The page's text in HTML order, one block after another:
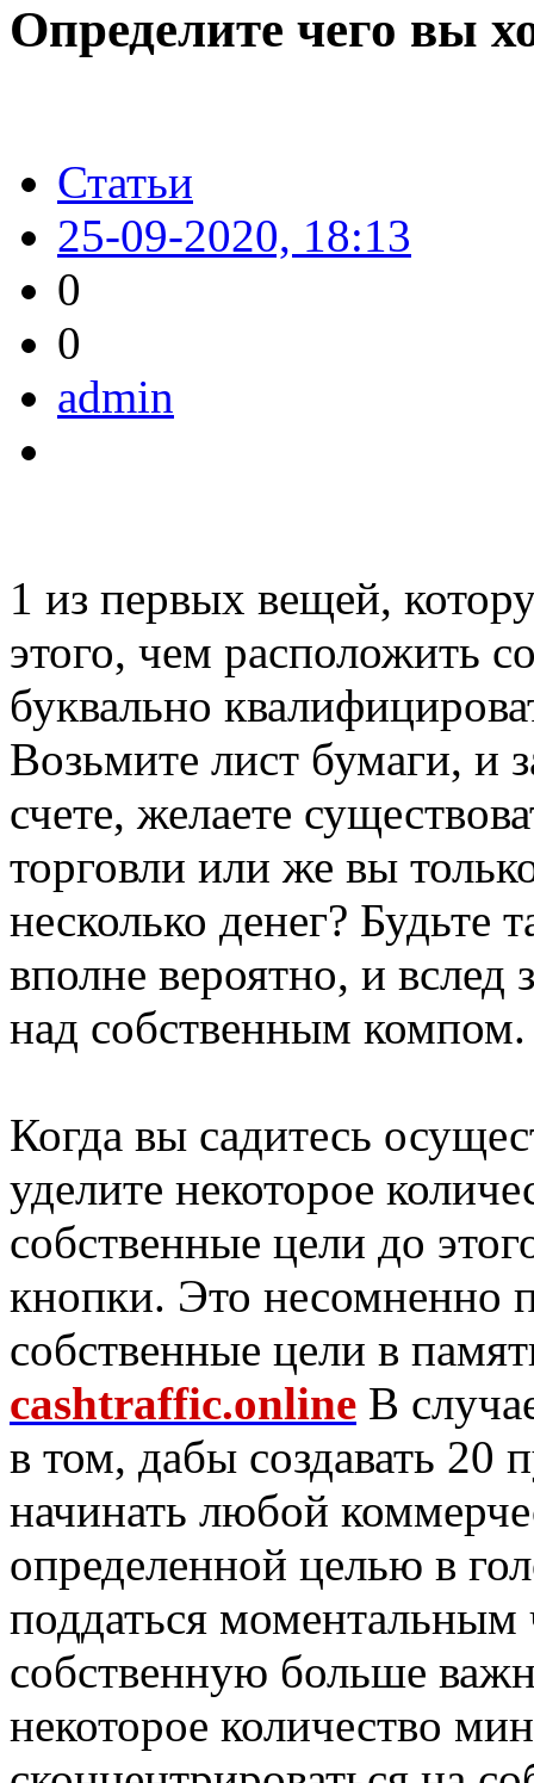
Определите чего вы
Статьи
25-09-2020, 18:13
0
0
admin
1 из первых вещей,
этого, чем расположить
буквально
Возьмите лист бумаги, и
счете, желаете
торговли или же вы
несколько денег? Будьте
вполне вероятно, и
над собственным компом.
Когда вы садитесь
уделите некоторое
собственные цели до
кнопки. Это несомненно
собственные цели в
cashtraffic.online В
в том, дабы создавать 20
начинать любой
определенной целью в
поддаться моментальным
собственную больше
некоторое количество